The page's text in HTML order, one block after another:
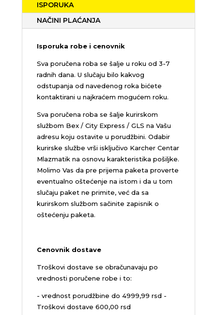
ISPORUKA
NAČINI PLAĆANJA
Isporuka robe i cenovnik
Sva poručena roba se šalje u roku od 3-7
radnih dana. U slučaju bilo kakvog
odstupanja od navedenog roka bićete
kontaktirani u najkraćem mogućem roku.
Sva poručena roba se šalje kurirskom
službom Bex / City Express / GLS na Vašu
adresu koju ostavite u porudžbini. Odabir
kurirske službe vrši isključivo Karcher Centar
Mlazmatik na osnovu karakteristika pošiljke.
Molimo Vas da pre prijema paketa proverte
eventualno oštećenje na istom i da u tom
slučaju paket ne primite, već da sa
kurirskom službom sačinite zapisnik o
oštećenju paketa.
Cenovnik dostave
Troškovi dostave se obračunavaju po
vrednosti poručene robe i to:
- vrednost porudžbine do 4999,99 rsd -
Troškovi dostave 600,00 rsd